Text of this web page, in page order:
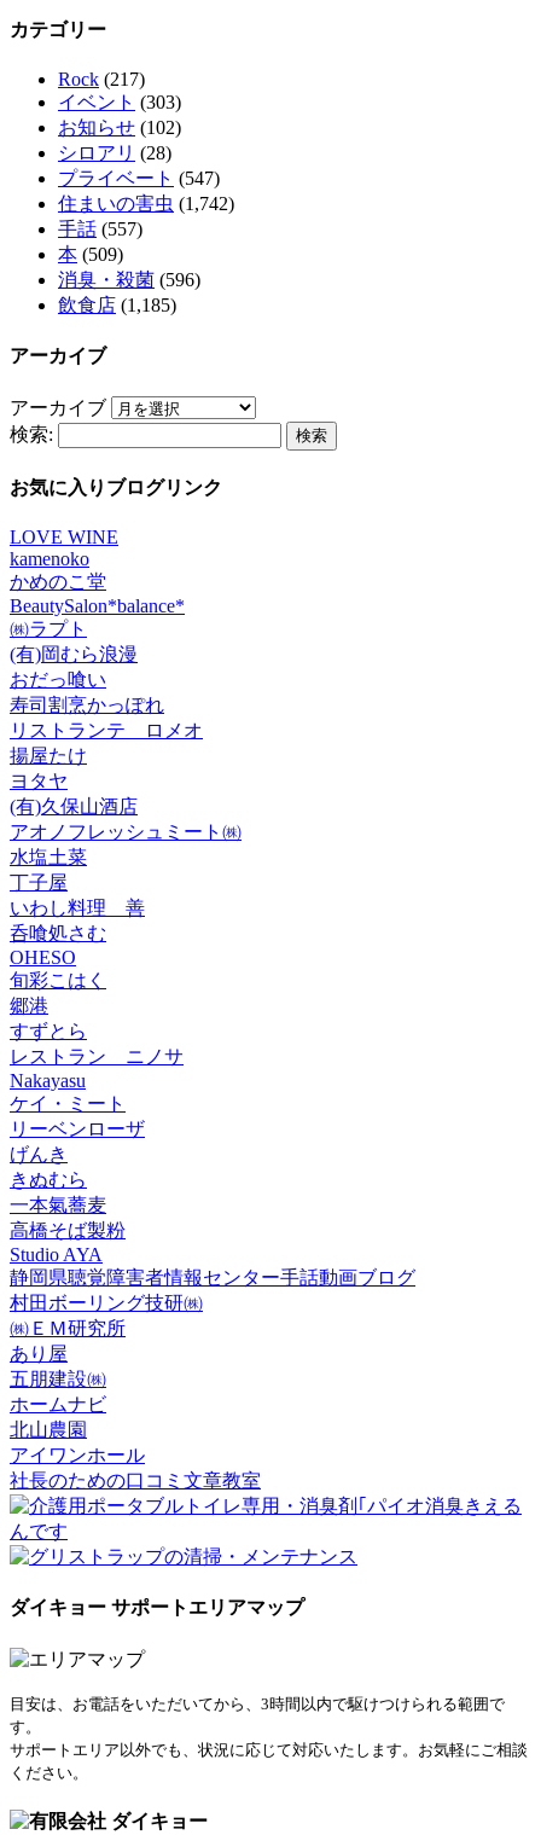
カテゴリー
Rock (217)
イベント (303)
お知らせ (102)
シロアリ (28)
プライベート (547)
住まいの害虫 (1,742)
手話 (557)
本 (509)
消臭・殺菌 (596)
飲食店 (1,185)
アーカイブ
アーカイブ
検索:
お気に入りブログリンク
LOVE WINE
kamenoko
かめのこ堂
BeautySalon*balance*
㈱ラプト
(有)岡むら浪漫
おだっ喰い
寿司割烹かっぽれ
リストランテ ロメオ
揚屋たけ
ヨタヤ
(有)久保山酒店
アオノフレッシュミート㈱
水塩土菜
丁子屋
いわし料理 善
呑喰処さむ
OHESO
旬彩こはく
郷港
すずとら
レストラン ニノサ
Nakayasu
ケイ・ミート
リーベンローザ
げんき
きぬむら
一本氣蕎麦
高橋そば製粉
Studio AYA
静岡県聴覚障害者情報センター手話動画ブログ
村田ボーリング技研㈱
㈱ＥＭ研究所
あり屋
五朋建設㈱
ホームナビ
北山農園
アイワンホール
社長のための口コミ文章教室
ダイキョー サポートエリアマップ
目安は、お電話をいただいてから、3時間以内で駆けつけられる範囲で
す。
サポートエリア以外でも、状況に応じて対応いたします。お気軽にご相談
ください。